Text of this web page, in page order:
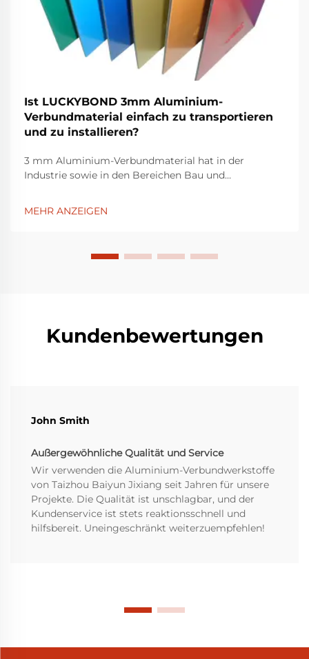
Ist LUCKYBOND 3mm Aluminium-
Verbundmaterial einfach zu transportieren
und zu installieren?
3 mm Aluminium-Verbundmaterial hat in der
Industrie sowie in den Bereichen Bau und
Vielseitigkeit bietet. Führende Hersteller von
MEHR ANZEIGEN
Kundenbewertungen
John Smith
Außergewöhnliche Qualität und Service
Wir verwenden die Aluminium-Verbundwerkstoffe
von Taizhou Baiyun Jixiang seit Jahren für unsere
Projekte. Die Qualität ist unschlagbar, und der
Kundenservice ist stets reaktionsschnell und
hilfsbereit. Uneingeschränkt weiterzuempfehlen!